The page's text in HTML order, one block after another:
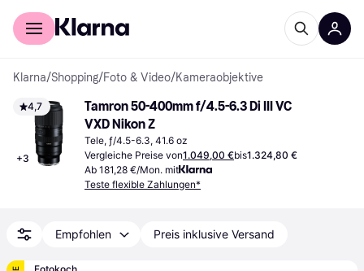
Für Shopper
Klarna/Shopping/Foto & Video/Kameraobjektive
4,7
+3
Tamron 50-400mm f/4.5-6.3 Di III VC
VXD Nikon Z
Tele, ƒ/4.5-6.3, 41.6 oz
Vergleiche Preise von1.049,00 €bis1.324,80 €
Ab 181,28 €/Mon. mit
Teste flexible Zahlungen*
Empfohlen Preis inklusive Versand